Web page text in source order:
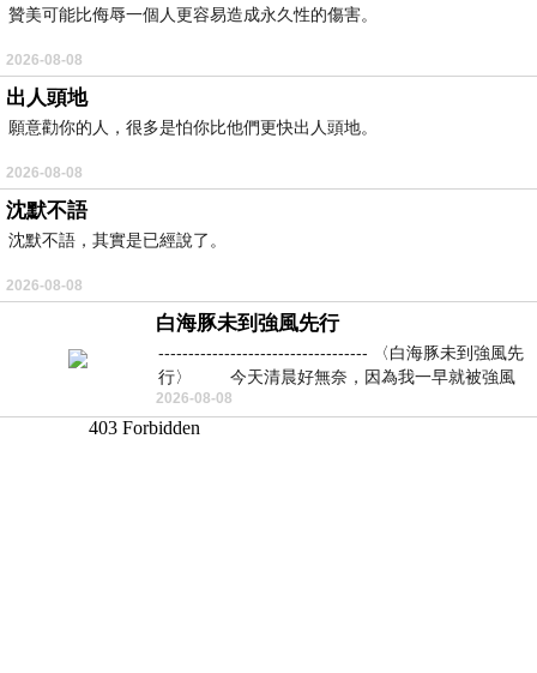
贊美可能比侮辱一個人更容易造成永久性的傷害。
2026-08-08
出人頭地
願意勸你的人，很多是怕你比他們更快出人頭地。
2026-08-08
沈默不語
沈默不語，其實是已經說了。
2026-08-08
白海豚未到強風先行
----------------------------------- 〈白海豚未到強風先
行〉 今天清晨好無奈，因為我一早就被強風
2026-08-08